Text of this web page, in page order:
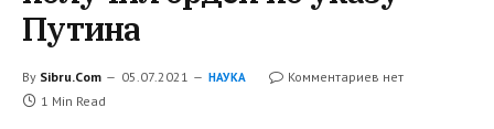
Путина
By Sibru.Com 05.07.2021 НАУКА
Комментариев нет
1 Min Read